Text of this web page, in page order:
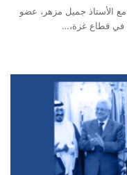
الأستاذ جميل مزهر، عضو
في قطاع غزة،…